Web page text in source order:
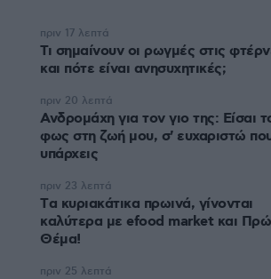
Τι σημαίνουν οι ρωγμές στις
και πότε είναι ανησυχητικές;
πριν 17 λεπτά
Ανδρομάχη για τον γιο της: Είσαι
φως στη ζωή μου, σ' ευχαριστώ
υπάρχεις
πριν 20 λεπτά
Tα κυριακάτικα πρωινά, γίνονται
καλύτερα με efood market και
Θέμα!
πριν 23 λεπτά
πριν 25 λεπτά